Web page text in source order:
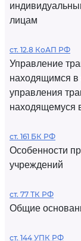
лицам
ст. 12.8 КоАП РФ
Управление
находящимся в
управления
находящемуся
ст. 161 БК РФ
Особенности
учреждений
ст. 77 ТК РФ
Общие
ст. 144 УПК РФ